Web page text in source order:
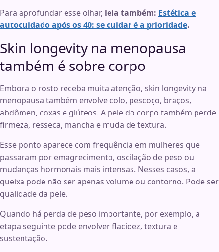
Para aprofundar esse olhar, leia também: Estética e
autocuidado após os 40: se cuidar é a prioridade.
Skin longevity na menopausa
também é sobre corpo
Embora o rosto receba muita atenção, skin longevity na
menopausa também envolve colo, pescoço, braços,
abdômen, coxas e glúteos. A pele do corpo também perde
firmeza, resseca, mancha e muda de textura.
Esse ponto aparece com frequência em mulheres que
passaram por emagrecimento, oscilação de peso ou
mudanças hormonais mais intensas. Nesses casos, a
queixa pode não ser apenas volume ou contorno. Pode ser
qualidade da pele.
Quando há perda de peso importante, por exemplo, a
etapa seguinte pode envolver flacidez, textura e
sustentação.